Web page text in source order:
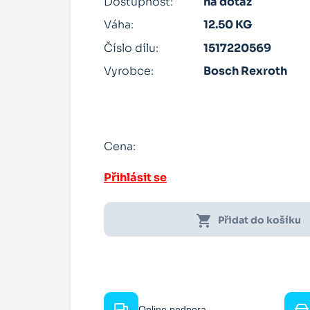
Váha:
12.50 KG
Číslo dílu:
1517220569
Vyrobce:
Bosch Rexroth
Cena:
Přihlásit se
shopping_cart Přidat do košíku